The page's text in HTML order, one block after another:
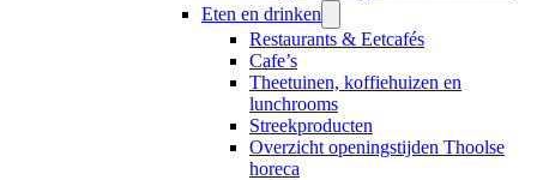
Eten en drinken
Restaurants & Eetcafés
Cafe’s
Theetuinen, koffiehuizen en
lunchrooms
Streekproducten
Overzicht openingstijden Thoolse
horeca